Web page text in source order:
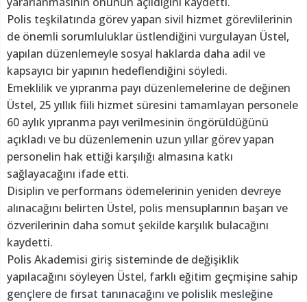
Polis teşkilatında görev yapan sivil hizmet görevlilerinin
de önemli sorumluluklar üstlendiğini vurgulayan Üstel,
yapılan düzenlemeyle sosyal haklarda daha adil ve
kapsayıcı bir yapının hedeflendiğini söyledi.
Emeklilik ve yıpranma payı düzenlemelerine de değinen
Üstel, 25 yıllık fiili hizmet süresini tamamlayan personele
60 aylık yıpranma payı verilmesinin öngörüldüğünü
açıkladı ve bu düzenlemenin uzun yıllar görev yapan
personelin hak ettiği karşılığı almasına katkı
sağlayacağını ifade etti.
Disiplin ve performans ödemelerinin yeniden devreye
alınacağını belirten Üstel, polis mensuplarının başarı ve
özverilerinin daha somut şekilde karşılık bulacağını
kaydetti.
Polis Akademisi giriş sisteminde de değişiklik
yapılacağını söyleyen Üstel, farklı eğitim geçmişine sahip
gençlere de fırsat tanınacağını ve polislik mesleğine